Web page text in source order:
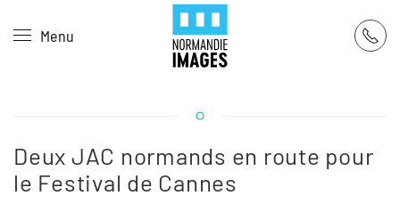
Skip to main content
Menu
Deux JAC normands en route pour
le Festival de Cannes
Panneau de gestion des cookies